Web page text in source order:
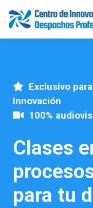
Exclusivo
Innovación
100%
Clases
para tu